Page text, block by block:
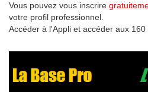
Vous pouvez vous inscrire
votre profil professionnel.
Accéder à l'Appli et accéder aux